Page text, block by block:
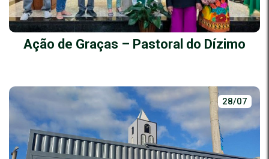
Ação de Graças – Pastoral do Dízimo
28/07